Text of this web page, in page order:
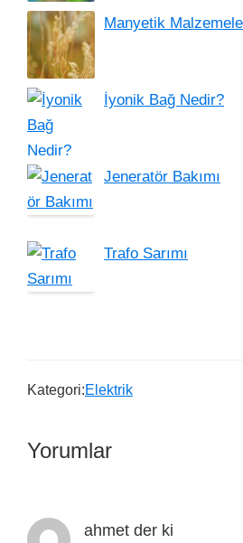
Manyetik
İyonik Bağ Nedir?
Jeneratör Bakımı
Trafo Sarımı
Kategori:Elektrik
Yorumlar
ahmet der ki